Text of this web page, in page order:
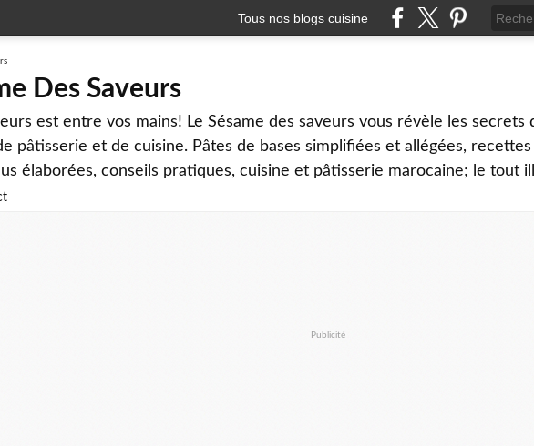
Tous nos blogs cuisine
Des Saveurs
est entre vos mains! Le Sésame des saveurs vous révèle les secrets
pâtisserie et de cuisine. Pâtes de bases simplifiées et allégées, recettes
élaborées, conseils pratiques, cuisine et pâtisserie marocaine; le tout
Publicité